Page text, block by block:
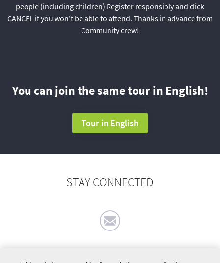
people (including children) Register responsibly and click
CANCEL if you won't be able to attend. Thanks in advance from
Community crew!
You can join the same tour in English!
Tour in English
STAY CONNECTED